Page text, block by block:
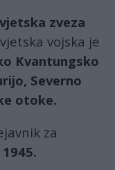
zveza
vojska je
Kvantungsko
Severno
otoke.
za